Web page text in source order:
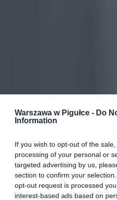
Warszawa w Pigułce - Do
Information
If you wish to opt-out of the
processing of your personal or
targeted advertising by us,
section to confirm your
opt-out request is processed
interest-based ads based on